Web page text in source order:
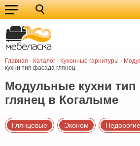
Главная - Каталог - Кухонные гарнитуры -
кухни тип фасада глянец
Кухонные
гарнитуры
Мебель
для
кухни
Мебель
для
спальни
Кровати
Шкафы
Диваны
Мягкая
мебель
Детская
Модульные кухни тип
глянец в Когалыме
Глянцевые Эконом Недорогие